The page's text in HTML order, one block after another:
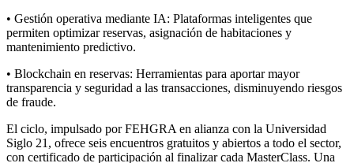
• Gestión operativa mediante IA: Plataformas inteligentes que
permiten optimizar reservas, asignación de habitaciones y
mantenimiento predictivo.
• Blockchain en reservas: Herramientas para aportar mayor
transparencia y seguridad a las transacciones, disminuyendo riesgos
de fraude.
El ciclo, impulsado por FEHGRA en alianza con la Universidad
Siglo 21, ofrece seis encuentros gratuitos y abiertos a todo el sector,
con certificado de participación al finalizar cada MasterClass. Una